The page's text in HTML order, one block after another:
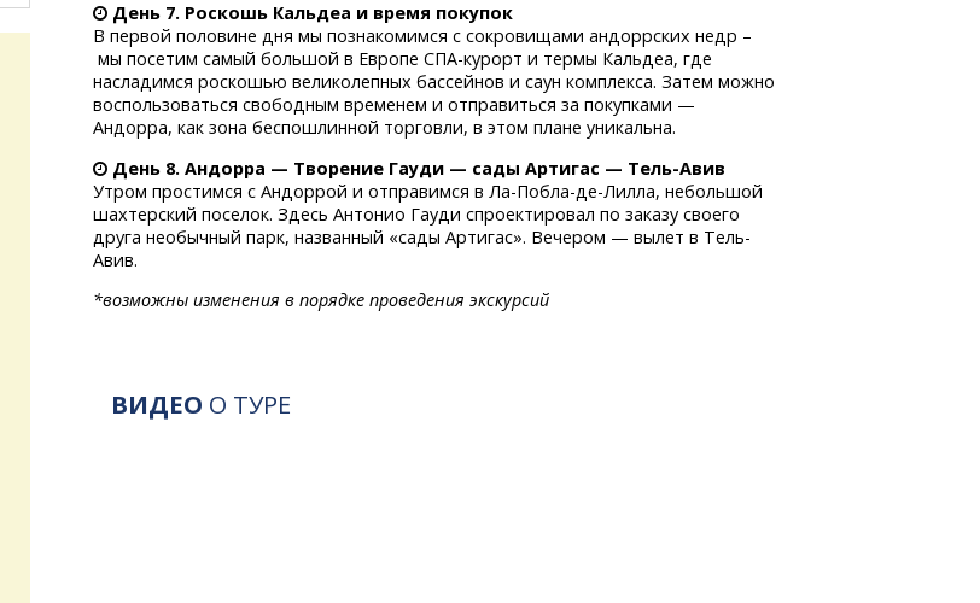
День 7. Роскошь Кальдеа и время покупок
В первой половине дня мы познакомимся с сокровищами андоррских недр –
мы посетим самый большой в ЕвропеСПА-курорт и термы Кальдеа, где
насладимся роскошью великолепных бассейнов и саун комплекса. Затем можно
воспользоваться свободным временем и отправиться за покупками —
Андорра, как зона беспошлинной торговли, в этом плане уникальна.
День 8. Андорра — Творение Гауди — сады Артигас — Тель-Авив
Утром простимся с Андоррой и отправимсяв Ла-Побла-де-Лилла, небольшой
шахтерский поселок. Здесь Антонио Гауди спроектировал по заказу своего
друга необычный парк, названный «сады Артигас». Вечером — вылет в Тель-
Авив.
*возможны изменения в порядке проведения экскурсий
ВИДЕО О ТУРЕ